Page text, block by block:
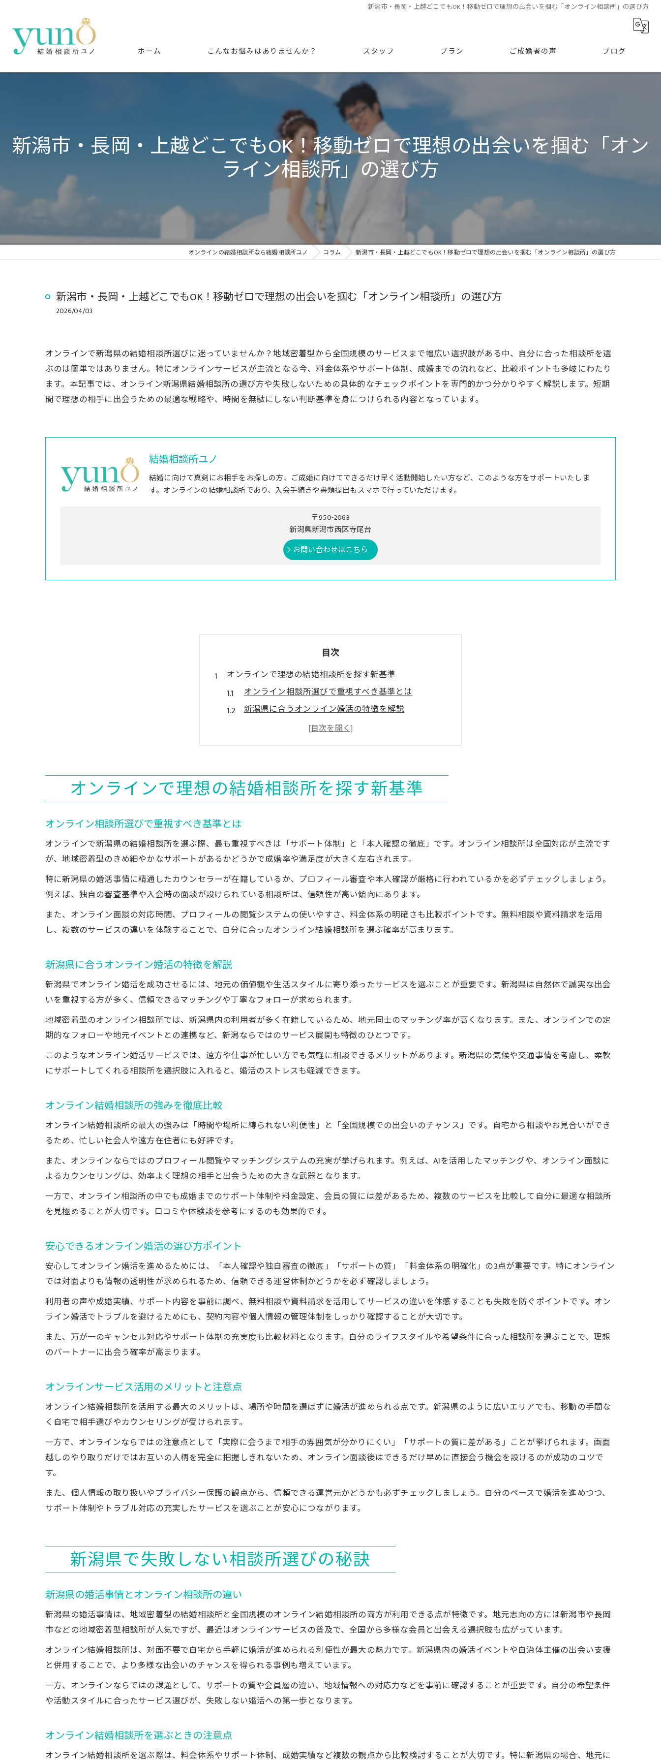
新潟市・長岡・上越どこでもOK！移動ゼロで理想の出会いを掴む「オンライン相談所」の選び方
ホーム こんなお悩みはありませんか？ スタッフ プラン ご成婚者の声 ブログ
新潟市・長岡・上越どこでもOK！移動ゼロで理想の出会いを掴む「オン
ライン相談所」の選び方
オンラインの結婚相談所なら結婚相談所ユノ コラム 新潟市・長岡・上越どこでもOK！移動ゼロで理想の出会いを掴む「オンライン相談所」の選び方
新潟市・長岡・上越どこでもOK！移動ゼロで理想の出会いを掴む「オンライン相談所」の選び方
2026/04/03
オンラインで新潟県の結婚相談所選びに迷っていませんか？地域密着型から全国規模のサービスまで幅広い選択肢がある中、自分に合った相談所を選
ぶのは簡単ではありません。特にオンラインサービスが主流となる今、料金体系やサポート体制、成婚までの流れなど、比較ポイントも多岐にわたり
ます。本記事では、オンライン新潟県結婚相談所の選び方や失敗しないための具体的なチェックポイントを専門的かつ分かりやすく解説します。短期
間で理想の相手に出会うための最適な戦略や、時間を無駄にしない判断基準を身につけられる内容となっています。
結婚相談所ユノ
結婚に向けて真剣にお相手をお探しの方、ご成婚に向けてできるだけ早く活動開始したい方など、このような方をサポートいたしま
す。オンラインの結婚相談所であり、入会手続きや書類提出もスマホで行っていただけます。
〒950-2063
新潟県新潟市西区寺尾台
お問い合わせはこちら
目次
オンラインで理想の結婚相談所を探す新基準
オンライン相談所選びで重視すべき基準とは
新潟県に合うオンライン婚活の特徴を解説
オンライン結婚相談所の強みを徹底比較
安心できるオンライン婚活の選び方ポイント
新潟県で失敗しない相談所選びの秘訣
新潟県の婚活事情とオンライン相談所の違い
オンラインで確認すべきサポート体制とは
無料相談を活用した賢い選び方のポイント
迷わないオンライン婚活の選択ポイント
オンライン結婚相談所選びで失敗しないチェック項目
相談所のサポート内容とオンラインの違いを比較
成婚までの流れをオンラインで効率化する方法
安心できるオンライン婚活のチェック項目
オンライン結婚相談所選びで重視すべき安全対策
本人確認が徹底されたオンライン相談所の選び方
サポート体制が充実したオンライン相談所比較
オンライン婚活で信頼できる相談所を見極める
プロフィール作成支援があるオンラインサービス
無料カウンセリングを賢く活用する方法
成婚率が高いオンライン相談所の選び方
口コミを参考にオンライン相談所を厳選する
後悔しないためのオンライン婚活成功術
オンライン結婚相談所で失敗しない心得
失敗しないためのオンライン婚活体験談紹介
オンライン相談所のサービスを最大限使いこなす
オンラインで理想の結婚相談所を探す新基準
オンライン相談所選びで重視すべき基準とは
オンラインで新潟県の結婚相談所を選ぶ際、最も重視すべきは「サポート体制」と「本人確認の徹底」です。オンライン相談所は全国対応が主流です
が、地域密着型のきめ細やかなサポートがあるかどうかで成婚率や満足度が大きく左右されます。
特に新潟県の婚活事情に精通したカウンセラーが在籍しているか、プロフィール審査や本人確認が厳格に行われているかを必ずチェックしましょう。
例えば、独自の審査基準や入会時の面談が設けられている相談所は、信頼性が高い傾向にあります。
また、オンライン面談の対応時間、プロフィールの閲覧システムの使いやすさ、料金体系の明確さも比較ポイントです。無料相談や資料請求を活用
し、複数のサービスの違いを体験することで、自分に合ったオンライン結婚相談所を選ぶ確率が高まります。
新潟県に合うオンライン婚活の特徴を解説
新潟県でオンライン婚活を成功させるには、地元の価値観や生活スタイルに寄り添ったサービスを選ぶことが重要です。新潟県は自然体で誠実な出会
いを重視する方が多く、信頼できるマッチングや丁寧なフォローが求められます。
地域密着型のオンライン相談所では、新潟県内の利用者が多く在籍しているため、地元同士のマッチング率が高くなります。また、オンラインでの定
期的なフォローや地元イベントとの連携など、新潟ならではのサービス展開も特徴のひとつです。
このようなオンライン婚活サービスでは、遠方や仕事が忙しい方でも気軽に相談できるメリットがあります。新潟県の気候や交通事情を考慮し、柔軟
にサポートしてくれる相談所を選択肢に入れると、婚活のストレスも軽減できます。
オンライン結婚相談所の強みを徹底比較
オンライン結婚相談所の最大の強みは「時間や場所に縛られない利便性」と「全国規模での出会いのチャンス」です。自宅から相談やお見合いができ
るため、忙しい社会人や遠方在住者にも好評です。
また、オンラインならではのプロフィール閲覧やマッチングシステムの充実が挙げられます。例えば、AIを活用したマッチングや、オンライン面談に
よるカウンセリングは、効率よく理想の相手と出会うための大きな武器となります。
一方で、オンライン相談所の中でも成婚までのサポート体制や料金設定、会員の質には差があるため、複数のサービスを比較して自分に最適な相談所
を見極めることが大切です。口コミや体験談を参考にするのも効果的です。
安心できるオンライン婚活の選び方ポイント
安心してオンライン婚活を進めるためには、「本人確認や独自審査の徹底」「サポートの質」「料金体系の明確化」の3点が重要です。特にオンライン
では対面よりも情報の透明性が求められるため、信頼できる運営体制かどうかを必ず確認しましょう。
利用者の声や成婚実績、サポート内容を事前に調べ、無料相談や資料請求を活用してサービスの違いを体感することも失敗を防ぐポイントです。オン
ライン婚活でトラブルを避けるためにも、契約内容や個人情報の管理体制をしっかり確認することが大切です。
また、万が一のキャンセル対応やサポート体制の充実度も比較材料となります。自分のライフスタイルや希望条件に合った相談所を選ぶことで、理想
のパートナーに出会う確率が高まります。
オンラインサービス活用のメリットと注意点
オンライン結婚相談所を活用する最大のメリットは、場所や時間を選ばずに婚活が進められる点です。新潟県のように広いエリアでも、移動の手間な
く自宅で相手選びやカウンセリングが受けられます。
一方で、オンラインならではの注意点として「実際に会うまで相手の雰囲気が分かりにくい」「サポートの質に差がある」ことが挙げられます。画面
越しのやり取りだけではお互いの人柄を完全に把握しきれないため、オンライン面談後はできるだけ早めに直接会う機会を設けるのが成功のコツで
す。
また、個人情報の取り扱いやプライバシー保護の観点から、信頼できる運営元かどうかも必ずチェックしましょう。自分のペースで婚活を進めつつ、
サポート体制やトラブル対応の充実したサービスを選ぶことが安心につながります。
新潟県で失敗しない相談所選びの秘訣
新潟県の婚活事情とオンライン相談所の違い
新潟県の婚活事情は、地域密着型の結婚相談所と全国規模のオンライン結婚相談所の両方が利用できる点が特徴です。地元志向の方には新潟市や長岡
市などの地域密着型相談所が人気ですが、最近はオンラインサービスの普及で、全国から多様な会員と出会える選択肢も広がっています。
オンライン結婚相談所は、対面不要で自宅から手軽に婚活が進められる利便性が最大の魅力です。新潟県内の婚活イベントや自治体主催の出会い支援
と併用することで、より多様な出会いのチャンスを得られる事例も増えています。
一方、オンラインならではの課題として、サポートの質や会員層の違い、地域情報への対応力などを事前に確認することが重要です。自分の希望条件
や活動スタイルに合ったサービス選びが、失敗しない婚活への第一歩となります。
オンライン結婚相談所を選ぶときの注意点
オンライン結婚相談所を選ぶ際は、料金体系やサポート体制、成婚実績など複数の観点から比較検討することが大切です。特に新潟県の場合、地元に